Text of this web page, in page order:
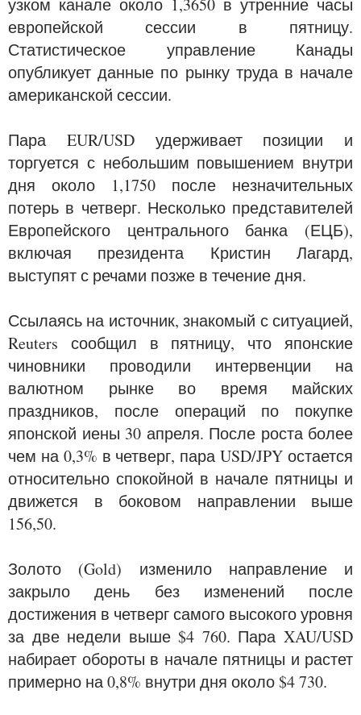
узком канале около 1,3650 в утренние часы
европейской сессии в пятницу.
Статистическое управление Канады
опубликует данные по рынку труда в начале
американской сессии.
Пара EUR/USD удерживает позиции и
торгуется с небольшим повышением внутри
дня около 1,1750 после незначительных
потерь в четверг. Несколько представителей
Европейского центрального банка (ЕЦБ),
включая президента Кристин Лагард,
выступят с речами позже в течение дня.
Ссылаясь на источник, знакомый с ситуацией,
Reuters сообщил в пятницу, что японские
чиновники проводили интервенции на
валютном рынке во время майских
праздников, после операций по покупке
японской иены 30 апреля. После роста более
чем на 0,3% в четверг, пара USD/JPY остается
относительно спокойной в начале пятницы и
движется в боковом направлении выше
156,50.
Золото (Gold) изменило направление и
закрыло день без изменений после
достижения в четверг самого высокого уровня
за две недели выше $4 760. Пара XAU/USD
набирает обороты в начале пятницы и растет
примерно на 0,8% внутри дня около $4 730.